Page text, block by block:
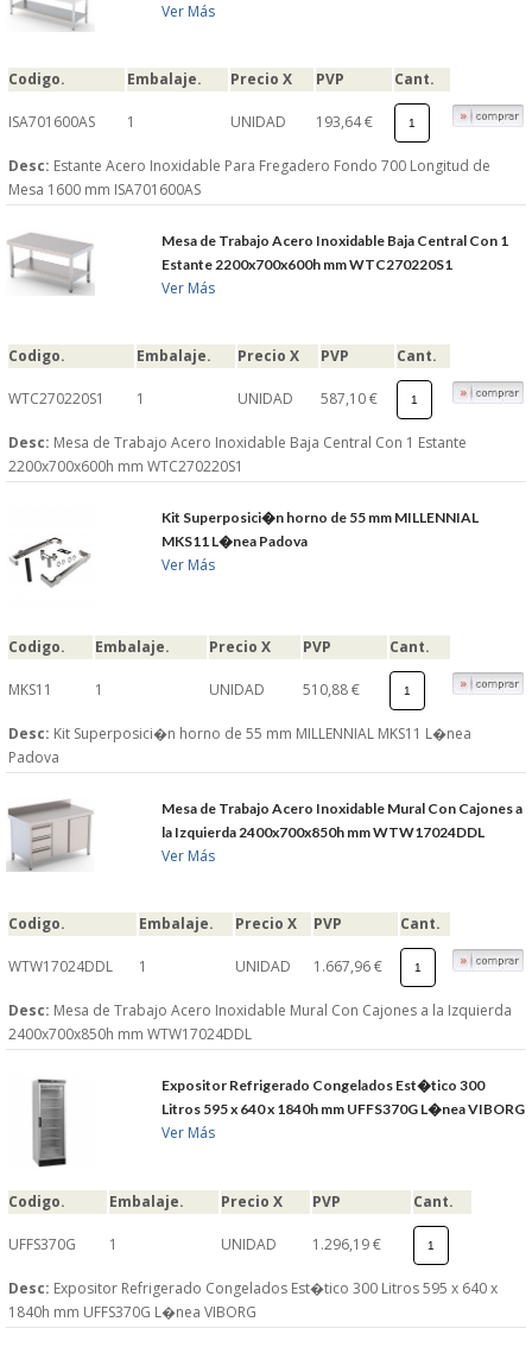
DEVOLUCIONES
AVISO LEGAL
POL�TICA DE PRIVACIDAD
NOTICIAS
CERRAR
S�GUENOS EN
FACEBOOK
TODOS LOS DERECHOS RESERVADOS
Ver Más
Codigo. Embalaje. Precio X PVP Cant.
ISA701600AS 1 UNIDAD 193,64 €
Desc: Estante Acero Inoxidable Para Fregadero Fondo 700 Longitud de
Mesa 1600 mm ISA701600AS
Mesa de Trabajo Acero Inoxidable Baja Central Con 1
Estante 2200x700x600h mm WTC270220S1
Ver Más
Codigo. Embalaje. Precio X PVP Cant.
WTC270220S1 1 UNIDAD 587,10 €
Desc: Mesa de Trabajo Acero Inoxidable Baja Central Con 1 Estante
2200x700x600h mm WTC270220S1
Kit Superposici�n horno de 55 mm MILLENNIAL
MKS11 L�nea Padova
Ver Más
Codigo. Embalaje. Precio X PVP Cant.
MKS11 1 UNIDAD 510,88 €
Desc: Kit Superposici�n horno de 55 mm MILLENNIAL MKS11 L�nea
Padova
Mesa de Trabajo Acero Inoxidable Mural Con Cajones a
la Izquierda 2400x700x850h mm WTW17024DDL
Ver Más
Codigo. Embalaje. Precio X PVP Cant.
WTW17024DDL 1 UNIDAD 1.667,96 €
Desc: Mesa de Trabajo Acero Inoxidable Mural Con Cajones a la Izquierda
2400x700x850h mm WTW17024DDL
Expositor Refrigerado Congelados Est�tico 300
Litros 595 x 640 x 1840h mm UFFS370G L�nea VIBORG
Ver Más
Codigo. Embalaje. Precio X PVP Cant.
UFFS370G 1 UNIDAD 1.296,19 €
Desc: Expositor Refrigerado Congelados Est�tico 300 Litros 595 x 640 x
1840h mm UFFS370G L�nea VIBORG